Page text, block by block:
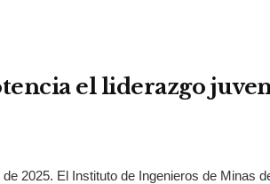
el liderazgo
de 2025. El Instituto de Ingenieros de Minas